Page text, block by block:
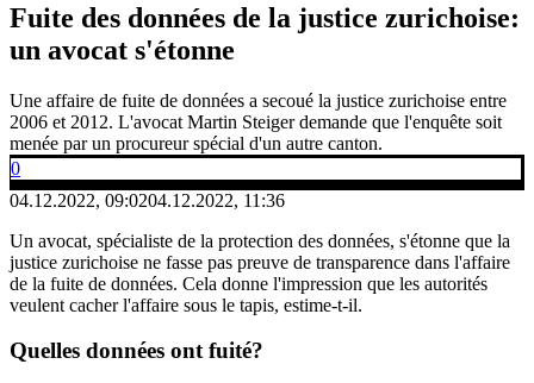
Fuite des données de la justice zurichoise:
un avocat s'étonne
Une affaire de fuite de données a secoué la justice zurichoise entre
2006 et 2012. L'avocat Martin Steiger demande que l'enquête soit
menée par un procureur spécial d'un autre canton.
0
04.12.2022, 09:0204.12.2022, 11:36
Un avocat, spécialiste de la protection des données, s'étonne que la
justice zurichoise ne fasse pas preuve de transparence dans l'affaire
de la fuite de données. Cela donne l'impression que les autorités
veulent cacher l'affaire sous le tapis, estime-t-il.
Quelles données ont fuité?